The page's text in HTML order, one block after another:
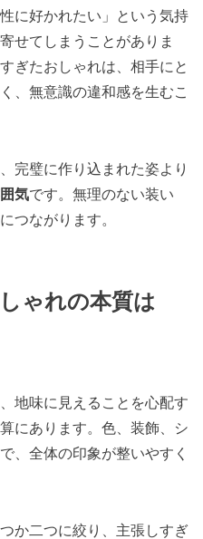
に好かれたい」という気持
せてしまうことがありま
ぎたおしゃれは、相手にと
、無意識の違和感を生むこ
完璧に作り込まれた姿より
気です。無理のない装い
つながります。
ゃれの本質は
地味に見えることを心配す
にあります。色、装飾、シ
、全体の印象が整いやすく
か二つに絞り、主張しすぎ